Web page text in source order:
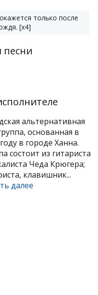
только после
[x4]
песни
альтернативная
основанная в
в городе Ханна.
состоит из гитариста
Чеда Крюгера;
клавишник...
далее